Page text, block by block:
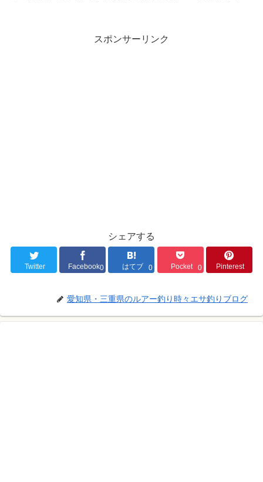
スポンサーリンク
シェアする
Twitter Facebook0 はてブ 0 Pocket 0 Pinterest
愛知県・三重県のルアー釣り時々エサ釣りブログ